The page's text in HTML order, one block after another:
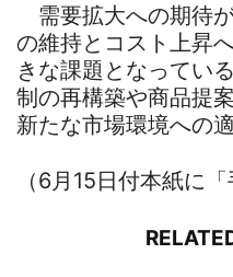
需要拡大への期待
の維持とコスト上昇
きな課題となってい
制の再構築や商品提
新たな市場環境への
（6月15日付本紙に